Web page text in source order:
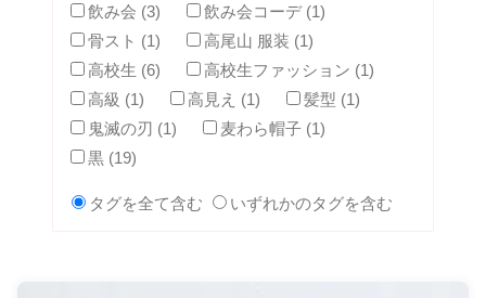
飲み会 (3)
飲み会コーデ (1)
骨スト (1)
高尾山 服装 (1)
高校生 (6)
高校生ファッション (1)
高級 (1)
高見え (1)
髪型 (1)
鬼滅の刃 (1)
麦わら帽子 (1)
黒 (19)
タグを全て含む いずれかのタグを含む